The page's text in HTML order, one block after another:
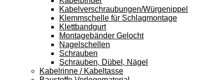
Kabelverschraubungen/Würgenippel
Klemmschelle für Schlagmontage
Klettbandgurt
Montagebänder Gelocht
Nagelschellen
Schrauben
Schrauben, Dübel, Nägel
Kabelrinne / Kabeltasse